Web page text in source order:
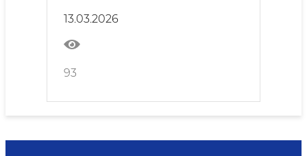
13.03.2026
93